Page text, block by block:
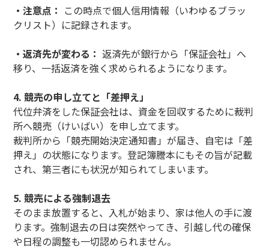
・注意点： この時点で個人信用情報（いわゆるブラッ
クリスト）に記録されます。
・返済先が変わる： 返済先が銀行から「保証会社」へ
移り、一括返済を強く求められるようになります。
4. 競売の申し立てと「差押え」
代位弁済をした保証会社は、資金を回収するために裁判
所へ競売（けいばい）を申し立てます。
裁判所から「競売開始決定通知書」が届き、自宅は「差
押え」の状態になります。登記簿謄本にもその旨が記載
され、第三者にも状況が知られてしまいます。
5. 競売による強制退去
そのまま放置すると、入札が始まり、家は他人の手に渡
ります。強制退去の日は突然やってき、引越し代の確保
や日程の調整も一切認められません。